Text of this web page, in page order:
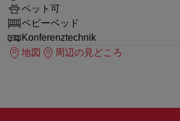
ペット可
ベビーベッド
Konferenztechnik
地図
周辺の見どころ